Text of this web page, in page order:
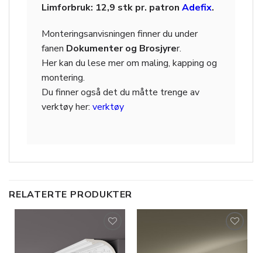
Limforbruk: 12,9 stk pr. patron Adefix.
Monteringsanvisningen finner du under
fanen Dokumenter og Brosjyrer.
Her kan du lese mer om maling, kapping og
montering.
Du finner også det du måtte trenge av
verktøy her: verktøy
RELATERTE PRODUKTER
Legg til